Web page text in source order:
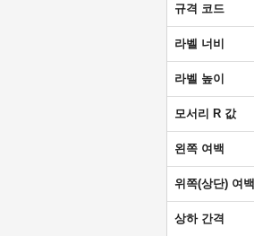
규격 코드
라벨 너비
라벨 높이
모서리 R 값
왼쪽 여백
위쪽(상단) 여백
상하 간격